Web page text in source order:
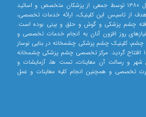
کلینیک مرکزی شهر در سال ۱۳۸۰ توسط جمعی از پزشکان متخصص و اساتید
از تاسیس این کلینیک، ارائه خدمات تخصصی،
چشم پزشکی و گوش و حلق و بینی بوده است.
نیازهای روز افزون آنان به انجام خدمات تخصصی و
کلینیک چشم پزشکی چشمخانه در بنایی نوساز
و مدرن در خردادماه ۱۳۹۵ افتتاح گردید. مرکز تخصصی چشم پزشکی چشمخانه
شهر و رسالت آن معاینات، تست ها، آزمایشات و
تخصصی و همچنین انجام کلیه معاینات و عمل